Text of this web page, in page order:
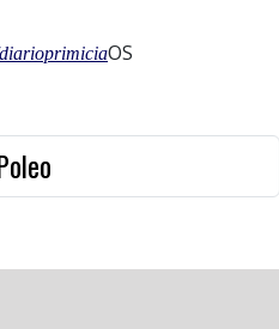
diarioprimiciaOS